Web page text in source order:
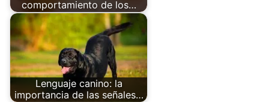
comportamiento de los…
Lenguaje canino: la
importancia de las señales…